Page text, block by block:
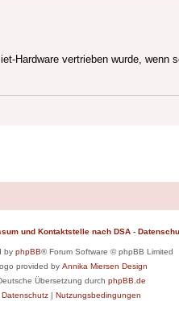
Hardware vertrieben wurde, wenn
und Kontaktstelle nach DSA -
by phpBB® Forum Software © phpBB Limited
provided by Annika Miersen Design
Übersetzung durch phpBB.de
Datenschutz| Nutzungsbedingungen